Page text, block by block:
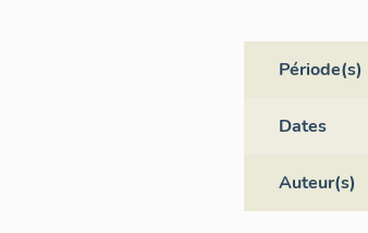
Période(s)
Dates
Auteur(s)